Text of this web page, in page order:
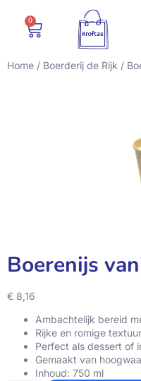
0
Home / Boerderij de Rijk /
Boerenijs
€ 8,16
Ambachtelijk bereid
Rijke en romige textuur
Perfect als dessert of
Gemaakt van
Inhoud: 750 ml